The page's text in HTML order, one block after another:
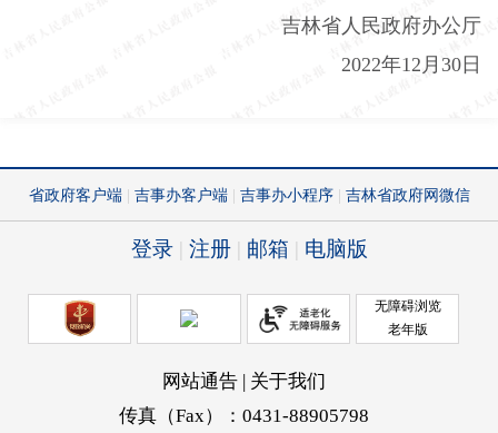
吉林省人民政府办公厅
2022年12 月 30日